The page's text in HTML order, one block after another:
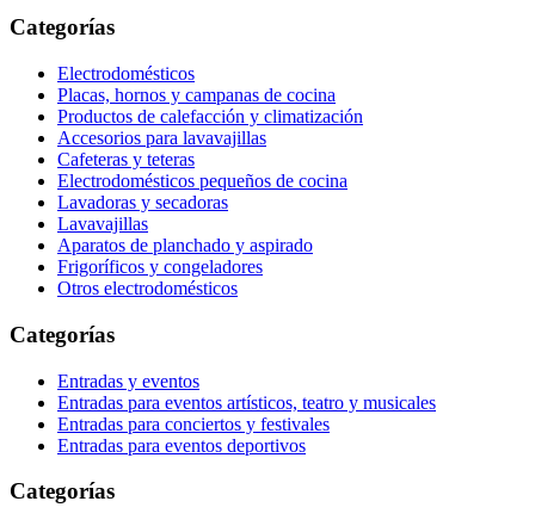
Categorías
Electrodomésticos
Placas, hornos y campanas de cocina
Productos de calefacción y climatización
Accesorios para lavavajillas
Cafeteras y teteras
Electrodomésticos pequeños de cocina
Lavadoras y secadoras
Lavavajillas
Aparatos de planchado y aspirado
Frigoríficos y congeladores
Otros electrodomésticos
Categorías
Entradas y eventos
Entradas para eventos artísticos, teatro y musicales
Entradas para conciertos y festivales
Entradas para eventos deportivos
Categorías